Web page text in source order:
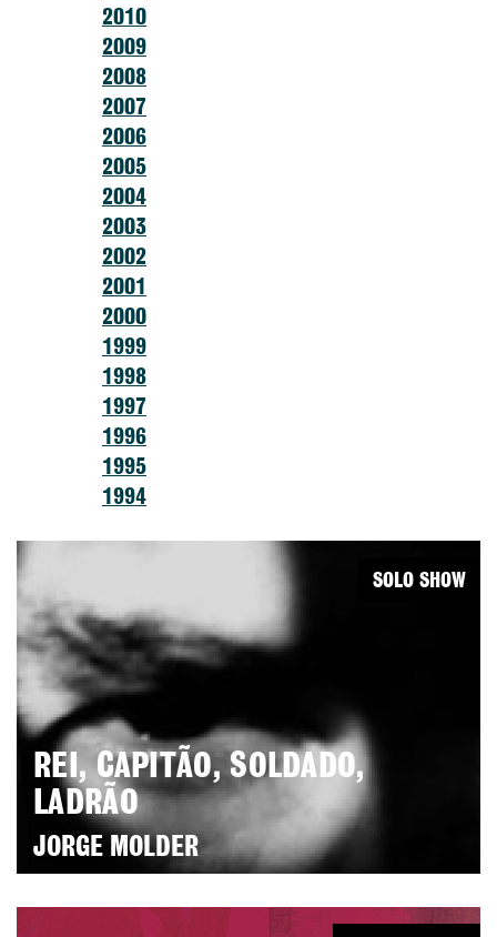
2010
2009
2008
2007
2006
2005
2004
2003
2002
2001
2000
1999
1998
1997
1996
1995
1994
REI, CAPITÃO, SOLDADO,
LADRÃO
JORGE MOLDER
SOLO SHOW